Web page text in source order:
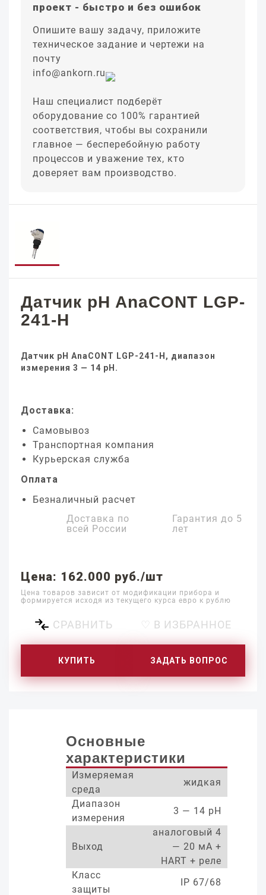
проект - быстро и без ошибок
Опишите вашу задачу, приложите
техническое задание и чертежи на
почту
info@ankorn.ru
Наш специалист подберёт
оборудование со 100% гарантией
соответствия, чтобы вы сохранили
главное — бесперебойную работу
процессов и уважение тех, кто
доверяет вам производство.
Датчик pH AnaCONT LGP-
241-H
Датчик pH AnaCONT LGP-241-H, диапазон
измерения 3 — 14 pH.
Доставка:
Самовывоз
Транспортная компания
Курьерская служба
Оплата
Безналичный расчет
Доставка по
всей России
Гарантия до 5
лет
Цена: 162.000 руб./шт
Цена товаров зависит от модификации прибора и
формируется исходя из текущего курса евро к рублю
СРАВНИТЬ ♡ В ИЗБРАННОЕ
КУПИТЬ ЗАДАТЬ ВОПРОС
Основные
характеристики
Измеряемая
среда
жидкая
Диапазон
измерения
3 — 14 pH
Выход
аналоговый 4
— 20 мА +
HART + реле
Класс
защиты
IP 67/68